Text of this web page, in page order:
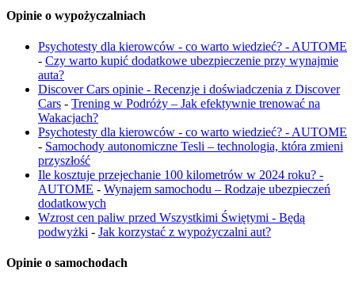
Opinie o wypożyczalniach
Psychotesty dla kierowców - co warto wiedzieć? - AUTOME
- Czy warto kupić dodatkowe ubezpieczenie przy wynajmie
auta?
Discover Cars opinie - Recenzje i doświadczenia z Discover
Cars - Trening w Podróży – Jak efektywnie trenować na
Wakacjach?
Psychotesty dla kierowców - co warto wiedzieć? - AUTOME
- Samochody autonomiczne Tesli – technologia, która zmieni
przyszłość
Ile kosztuje przejechanie 100 kilometrów w 2024 roku? -
AUTOME - Wynajem samochodu – Rodzaje ubezpieczeń
dodatkowych
Wzrost cen paliw przed Wszystkimi Świętymi - Będą
podwyżki - Jak korzystać z wypożyczalni aut?
Opinie o samochodach